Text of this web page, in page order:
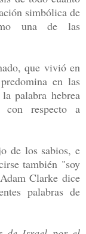
simbólica de
una de las
que vivió en
en las
palabra hebrea
respecto a
de los sabios, e
también "soy
Clarke dice
palabras de